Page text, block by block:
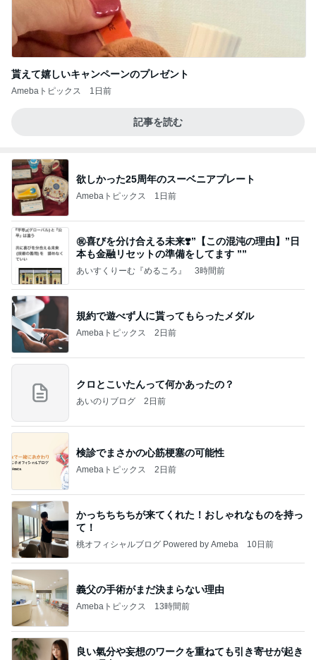
貰えて嬉しいキャンペーンのプレゼント
Amebaトピックス 1日前
記事を読む
欲しかった25周年のスーベニアプレート
Amebaトピックス 1日前
㊗️喜びを分け合える未来❣️”【この混沌の理由】”⽇
本も⾦融リセットの準備をしてます ””
あいすくりーむ『めるころ』 3時間前
規約で遊べず人に貰ってもらったメダル
Amebaトピックス 2日前
クロとこいたんって何かあったの？
あいのりブログ 2日前
検診でまさかの心筋梗塞の可能性
Amebaトピックス 2日前
かっちちちちが来てくれた！おしゃれなものを持っ
て！
桃オフィシャルブログ Powered by Ameba 10日前
義父の手術がまだ決まらない理由
Amebaトピックス 13時間前
良い氣分や妄想のワークを重ねても引き寄せが起き